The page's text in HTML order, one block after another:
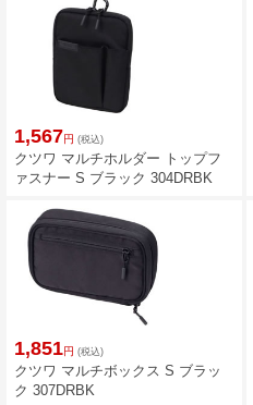
1,567円 (税込)
クツワ マルチホルダー トップフ
ァスナー S ブラック 304DRBK
1,851円 (税込)
クツワ マルチボックス S ブラッ
ク 307DRBK